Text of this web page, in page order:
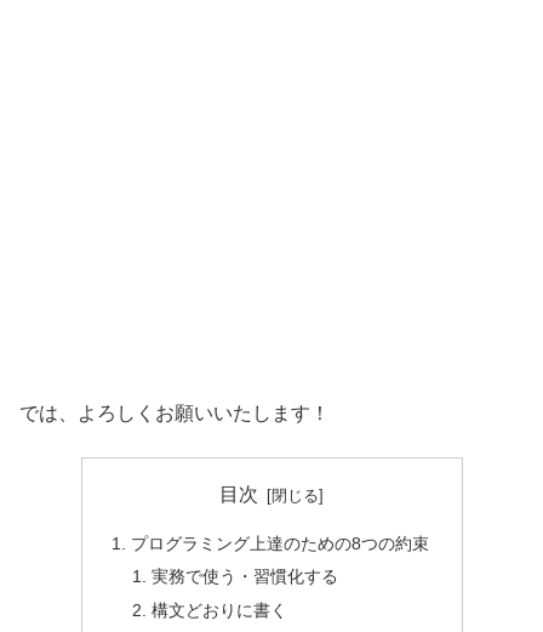
では、よろしくお願いいたします！
目次
プログラミング上達のための8つの約束
実務で使う・習慣化する
構文どおりに書く